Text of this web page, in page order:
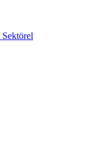
Sektörel